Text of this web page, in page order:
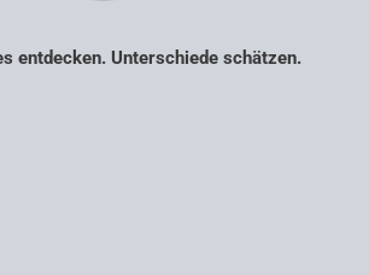
entdecken. Unterschiede schätzen.